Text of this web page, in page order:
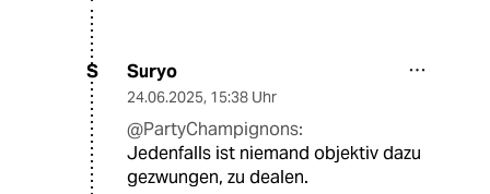
S Suryo
24.06.2025, 15:38 Uhr
@PartyChampignons:
Jedenfalls ist niemand objektiv dazu
gezwungen, zu dealen.